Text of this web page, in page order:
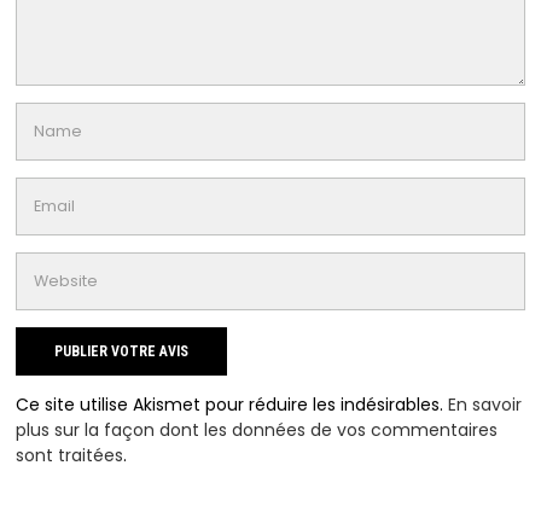
Ce site utilise Akismet pour réduire les indésirables.En savoir
plus sur la façon dont les données de vos commentaires
sont traitées.